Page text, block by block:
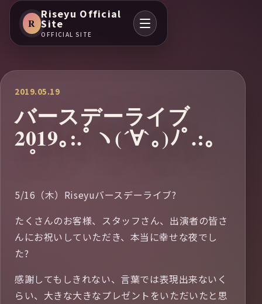
R
Riseyu Official
Site
OFFICIAL SITE
2019.05.19
バースデーライブ
2019｡:.ﾟヽ(´∀`｡)ﾉﾟ.:｡
゜
5/16（木）Riseyuバースデーライブ?
たくさんのお客様、スタッフさん、出演者の皆さ
んにお祝いしていただき、本当に幸せな夜でし
た?
感謝してもしきれない、言葉では表現出来ないく
らい、大きな大きなプレゼントをいただいたと思